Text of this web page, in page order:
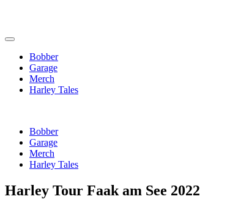
Bobber
Garage
Merch
Harley Tales
Bobber
Garage
Merch
Harley Tales
Harley Tour Faak am See 2022